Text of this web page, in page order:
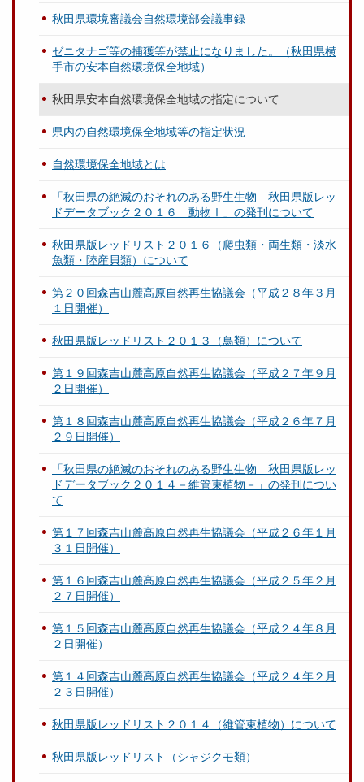
秋田県環境審議会自然環境部会議事録
ゼニタナゴ等の捕獲等が禁止になりました。（秋田県横
手市の安本自然環境保全地域）
秋田県安本自然環境保全地域の指定について
県内の自然環境保全地域等の指定状況
自然環境保全地域とは
「秋田県の絶滅のおそれのある野生生物 秋田県版レッ
ドデータブック２０１６ 動物Ⅰ」の発刊について
秋田県版レッドリスト２０１６（爬虫類・両生類・淡水
魚類・陸産貝類）について
第２０回森吉山麓高原自然再生協議会（平成２８年３月
１日開催）
秋田県版レッドリスト２０１３（鳥類）について
第１９回森吉山麓高原自然再生協議会（平成２７年９月
２日開催）
第１８回森吉山麓高原自然再生協議会（平成２６年７月
２９日開催）
「秋田県の絶滅のおそれのある野生生物 秋田県版レッ
ドデータブック２０１４－維管束植物－」の発刊につい
て
第１７回森吉山麓高原自然再生協議会（平成２６年１月
３１日開催）
第１６回森吉山麓高原自然再生協議会（平成２５年２月
２７日開催）
第１５回森吉山麓高原自然再生協議会（平成２４年８月
２日開催）
第１４回森吉山麓高原自然再生協議会（平成２４年２月
２３日開催）
秋田県版レッドリスト２０１４（維管束植物）について
秋田県版レッドリスト（シャジクモ類）